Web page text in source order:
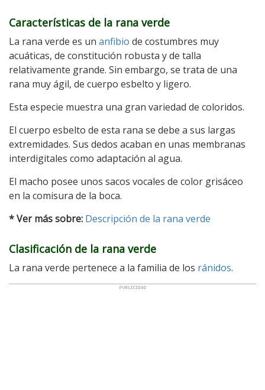
Características de la rana verde
La rana verde es un anfibio de costumbres muy
acuáticas, de constitución robusta y de talla
relativamente grande. Sin embargo, se trata de una
rana muy ágil, de cuerpo esbelto y ligero.
Esta especie muestra una gran variedad de coloridos.
El cuerpo esbelto de esta rana se debe a sus largas
extremidades. Sus dedos acaban en unas membranas
interdigitales como adaptación al agua.
El macho posee unos sacos vocales de color grisáceo
en la comisura de la boca.
* Ver más sobre: Descripción de la rana verde
Clasificación de la rana verde
La rana verde pertenece a la familia de los ránidos.